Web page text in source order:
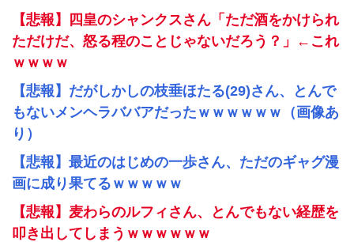
【悲報】四皇のシャンクスさん「ただ酒をかけられ
ただけだ、怒る程のことじゃないだろう？」←これ
ｗｗｗｗ
【悲報】だがしかしの枝垂ほたる(29)さん、とんで
もないメンヘラババアだったｗｗｗｗｗｗ（画像あ
り）
【悲報】最近のはじめの一歩さん、ただのギャグ漫
画に成り果てるｗｗｗｗｗ
【悲報】麦わらのルフィさん、とんでもない経歴を
叩き出してしまうｗｗｗｗｗｗ